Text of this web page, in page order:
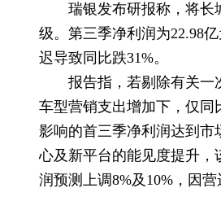
瑞银发布研报称，将长
级。第三季净利润为22.98
迟导致同比跌31%。
报告指，若剔除有关一
车型营销支出增加下，仅同
影响的首三季净利润达到市
心及新平台的能见度提升，
润预测上调8%及10%，因营